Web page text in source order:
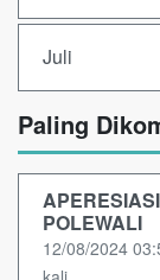
Juli
Paling
POLEWALI
12/08/2024